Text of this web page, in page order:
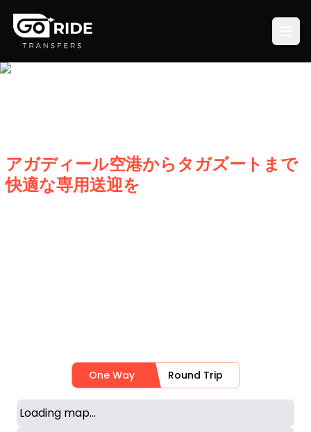
アガディール空港からタガズートまで
快適な専用送迎を
One Way Round Trip
Loading map...